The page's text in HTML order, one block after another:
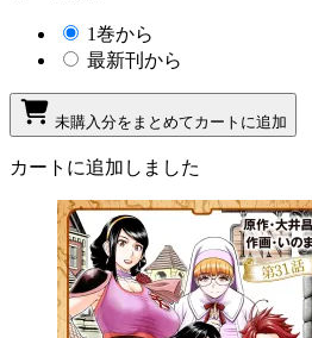
1巻から
最新刊から
未購入分をまとめてカートに追加
カートに追加しました